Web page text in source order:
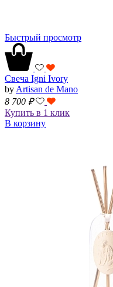
Быстрый просмотр
Свеча Igni Ivory
by Artisan de Mano
8 700 ₽
Купить в 1 клик
В корзину